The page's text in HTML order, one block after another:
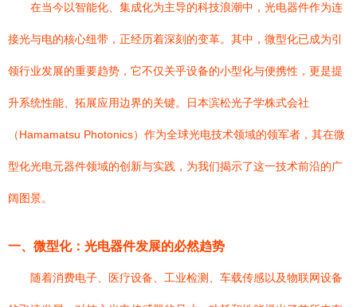
在当今以智能化、集成化为主导的科技浪潮中，光电器件作为连
接光与电的核心纽带，正经历着深刻的变革。其中，微型化已成为引
领行业发展的重要趋势，它不仅关乎设备的小型化与便携性，更是提
升系统性能、拓展应用边界的关键。日本滨松光子学株式会社
（Hamamatsu Photonics）作为全球光电技术领域的领军者，其在微
型化光电元器件领域的创新与实践，为我们揭示了这一技术前沿的广
阔图景。
一、微型化：光电器件发展的必然趋势
随着消费电子、医疗设备、工业检测、车载传感以及物联网设备